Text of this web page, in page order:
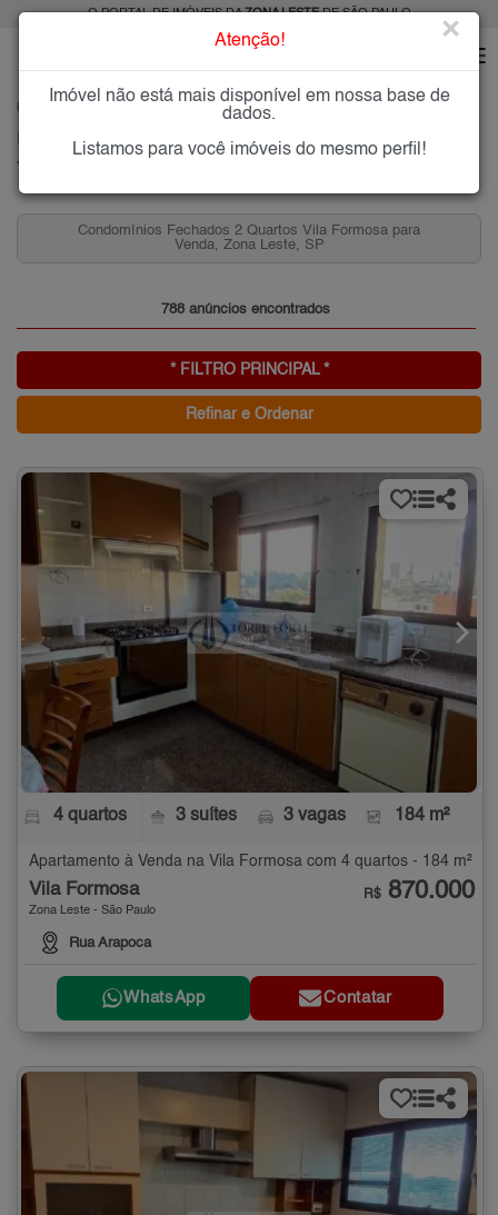
O PORTAL DE IMÓVEIS DAZONA LESTEDE SÃO PAULO
VILA FORMOSA
Imóveis à Venda na Vila Formosa, Zona Leste de São Paulo
Vila Formosa, Zona Leste
Condomínios Fechados 2 Quartos Vila Formosa para
Venda, Zona Leste, SP
788 anúncios encontrados
* FILTRO PRINCIPAL *
Refinar e Ordenar
4 quartos 3 suítes 3 vagas 184 m²
Apartamento à Venda na Vila Formosa com 4 quartos - 184 m²
Vila Formosa
Zona Leste - São Paulo
Rua Arapoca
R$ 870.000
WhatsApp Contatar
Atenção! ×
Imóvel não está mais disponível em nossa base de
dados.
Listamos para você imóveis do mesmo perfil!